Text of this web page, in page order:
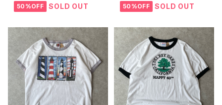
50%OFF SOLD OUT 50%OFF SOLD OUT